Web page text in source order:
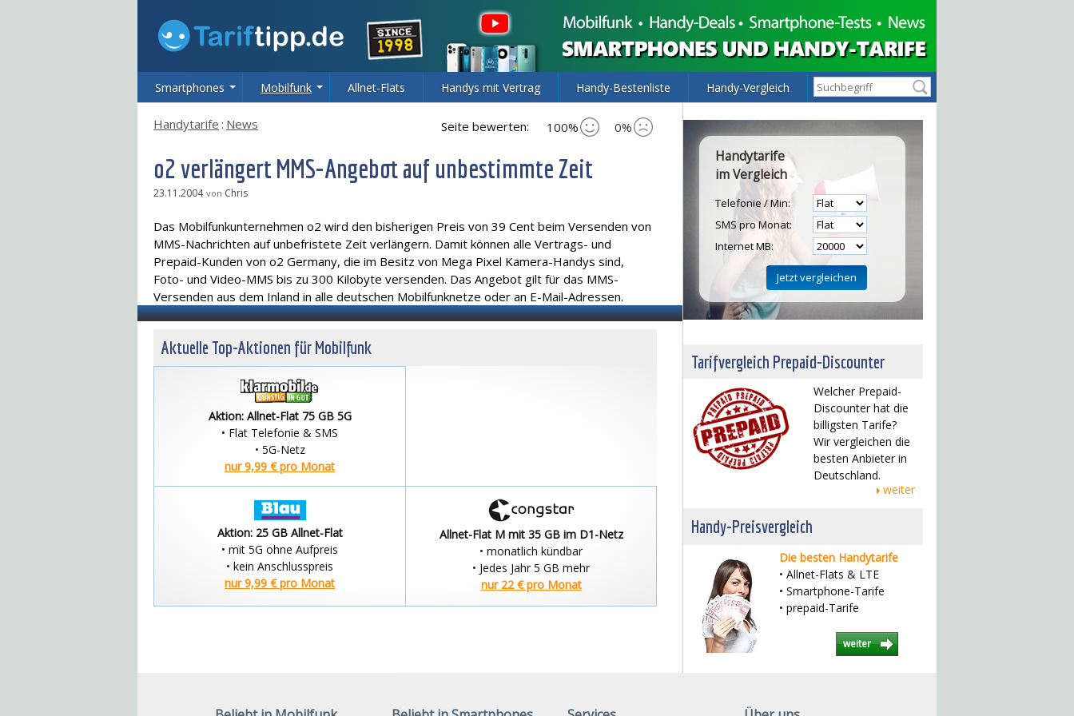
Smartphones Mobilfunk Allnet-Flats Handys mit Vertrag Handy-Bestenliste Handy-Vergleich
Seite bewerten: 100% 0%
Handytarife : News
o2 verlängert MMS-Angebot auf unbestimmte Zeit
23.11.2004 von Chris
Das Mobilfunkunternehmen o2 wird den bisherigen Preis von 39 Cent beim Versenden von
MMS-Nachrichten auf unbefristete Zeit verlängern. Damit können alle Vertrags- und
Prepaid-Kunden von o2 Germany, die im Besitz von Mega Pixel Kamera-Handys sind,
Foto- und Video-MMS bis zu 300 Kilobyte versenden. Das Angebot gilt für das MMS-
Versenden aus dem Inland in alle deutschen Mobilfunknetze oder an E-Mail-Adressen.
Aktuelle Top-Aktionen für Mobilfunk
Aktion: Allnet-Flat 75 GB 5G
• Flat Telefonie & SMS
• 5G-Netz
nur 9,99 € pro Monat
Aktion: 25 GB Allnet-Flat
• mit 5G ohne Aufpreis
• kein Anschlusspreis
nur 9,99 € pro Monat
Allnet-Flat M mit 35 GB im D1-Netz
• monatlich kündbar
• Jedes Jahr 5 GB mehr
nur 22 € pro Monat
Handytarife
im Vergleich
Telefonie / Min:
SMS pro Monat:
Internet MB:
Tarifvergleich Prepaid-Discounter
Welcher Prepaid-
Discounter hat die
billigsten Tarife?
Wir vergleichen die
besten Anbieter in
Deutschland.
weiter
Handy-Preisvergleich
Die besten Handytarife
• Allnet-Flats & LTE
• Smartphone-Tarife
• prepaid-Tarife
weiter